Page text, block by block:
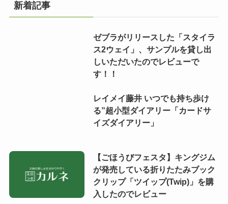
新着記事
ゼブラがリリースした「スタイラ
ス2ウェイ」、サンプルを貸し出
しいただいたのでレビューで
す！！
レイメイ藤井 いつでも持ち歩け
る”超小型ダイアリー「カードサ
イズダイアリー」
【ごほうびフェスタ】キングジム
が発売している折りたたみブック
クリップ「ツイップ(Twip)」を購
入したのでレビュー